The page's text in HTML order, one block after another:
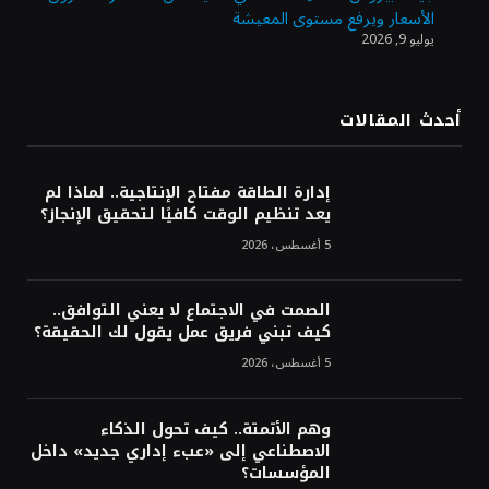
الأسعار ويرفع مستوى المعيشة
يوليو 9, 2026
أحدث المقالات
إدارة الطاقة مفتاح الإنتاجية.. لماذا لم
يعد تنظيم الوقت كافيًا لتحقيق الإنجاز؟
5 أغسطس، 2026
الصمت في الاجتماع لا يعني التوافق..
كيف تبني فريق عمل يقول لك الحقيقة؟
5 أغسطس، 2026
وهم الأتمتة.. كيف تحول الذكاء
الاصطناعي إلى «عبء إداري جديد» داخل
المؤسسات؟